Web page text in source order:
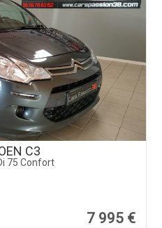
C3
75 Confort
7 995 €